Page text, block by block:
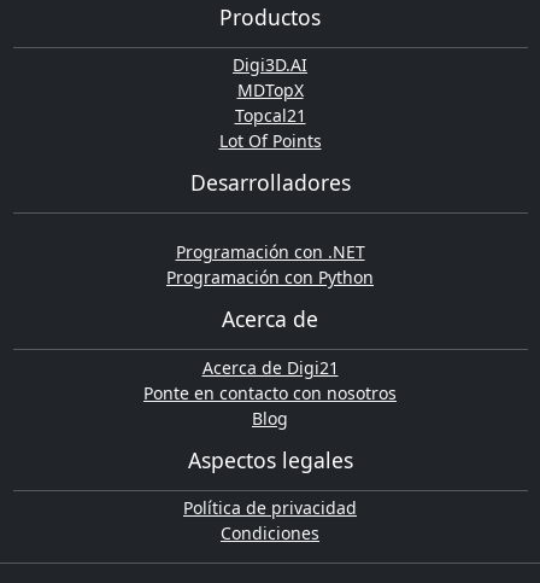
Productos
Digi3D.AI
MDTopX
Topcal21
Lot Of Points
Desarrolladores
Programación con .NET
Programación con Python
Acerca de
Acerca de Digi21
Ponte en contacto con nosotros
Blog
Aspectos legales
Política de privacidad
Condiciones